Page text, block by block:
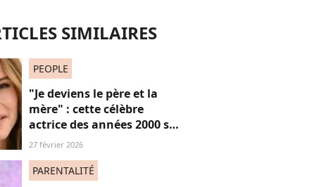
SIMILAIRES
PEOPLE
"Je deviens le père et la
mère" : cette célèbre
actrice des années 2000 se
confie sur sa vie de parent
27 février 2026
PARENTALITÉ